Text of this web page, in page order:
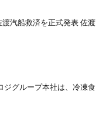
汽船救済を正式発表 佐渡
ジグループ本社は、冷凍食